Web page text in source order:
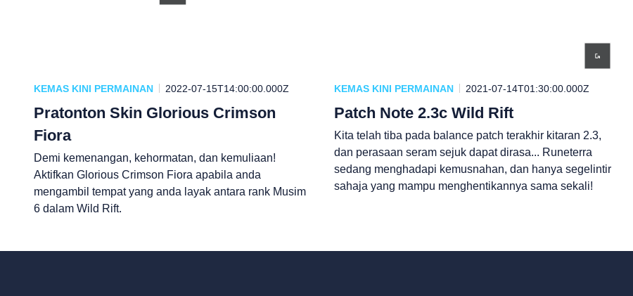
KEMAS KINI PERMAINAN 2022-07-15T14:00:00.000Z
Pratonton Skin Glorious Crimson
Fiora
Demi kemenangan, kehormatan, dan kemuliaan!
Aktifkan Glorious Crimson Fiora apabila anda
mengambil tempat yang anda layak antara rank Musim
6 dalam Wild Rift.
KEMAS KINI PERMAINAN 2021-07-14T01:30:00.000Z
Patch Note 2.3c Wild Rift
Kita telah tiba pada balance patch terakhir kitaran 2.3,
dan perasaan seram sejuk dapat dirasa... Runeterra
sedang menghadapi kemusnahan, dan hanya segelintir
sahaja yang mampu menghentikannya sama sekali!